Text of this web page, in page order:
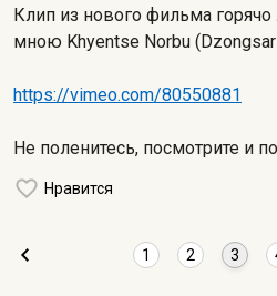
Клип из нового фильма
мною Khyentse Norbu
https://vimeo.com/80550881
Не поленитесь, посмотрите и
Нравится
1 2 3